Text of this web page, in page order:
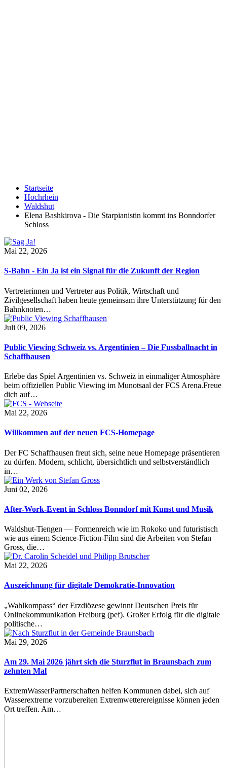
Startseite
Hochrhein
Waldshut
Elena Bashkirova - Die Starpianistin kommt ins Bonndorfer
Schloss
Mai 22, 2026
S-Bahn - Ein Ja ist ein Signal für die Zukunft der Region
Vertreterinnen und Vertreter aus Politik, Wirtschaft und
Zivilgesellschaft haben heute gemeinsam ihre Unterstützung für den
Bahnknoten…
Juli 09, 2026
Public Viewing Schweiz vs. Argentinien – Die Fussballnacht in
Schaffhausen
Erlebe das Spiel Argentinien vs. Schweiz in einmaliger Atmosphäre
beim offiziellen Public Viewing im Munotsaal der FCS Arena.Freue
dich auf…
Mai 22, 2026
Willkommen auf der neuen FCS-Homepage
Der FC Schaffhausen freut sich, seine neue Homepage präsentieren
zu dürfen. Modern, schlicht, übersichtlich und selbstverständlich
in…
Juni 02, 2026
After-Work-Event in Schloss Bonndorf mit Kunst und Musik
Waldshut-Tiengen — Formenreich wie im Rokoko und futuristisch
wie aus einem Science-Fiction-Film sind die Arbeiten von Stefan
Gross, die…
Mai 22, 2026
Auszeichnung für digitale Demokratie-Innovation
„Wahlkompass“ der Erzdiözese gewinnt Deutschen Preis für
Onlinekommunikation Freiburg (pef). Großer Erfolg für die digitale
politische…
Mai 29, 2026
Am 29. Mai 2026 jährt sich die Sturzflut in Braunsbach zum
zehnten Mal
ExtremWasserPartnerschaften helfen Kommunen dabei, sich auf
Wasserextreme vorzubereiten Extremwetterereignisse können jeden
Ort treffen. Am…